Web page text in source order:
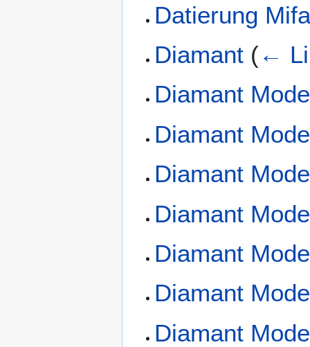
Datierung
Diamant (←
Diamant
Diamant
Diamant
Diamant
Diamant
Diamant
Diamant